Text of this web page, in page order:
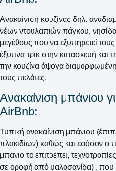
Ανακαίνιση κουζίνας δηλ.
νέων ντουλαπιών πάγκου,
μεγέθους που να εξυπηρετεί
έξυπνα τρικ στην κατασκευή και
την κουζίνα άψογα διαμορφωμένη
τους πελάτες.
Ανακαίνιση μπάνιου
AirBnb:
Τυπική ανακαίνιση μπάνιου
πλακιδίων) καθώς και εφόσον ο
μπάνιο το επιτρέπει,
σε οροφή από υαλοσανίδα) , που